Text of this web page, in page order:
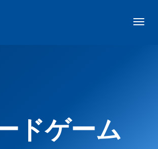
ドゲーム